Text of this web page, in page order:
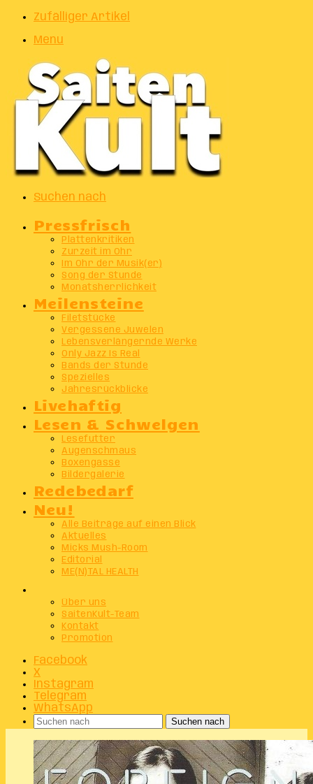
Zufälliger Artikel
Menu
Suchen nach
Pressfrisch
Plattenkritiken
Zurzeit im Ohr
Im Ohr der Musik(er)
Song der Stunde
Monatsherrlichkeit
Meilensteine
Filetstücke
Vergessene Juwelen
Lebensverlängernde Werke
Only Jazz Is Real
Bands der Stunde
Spezielles
Jahresrückblicke
Livehaftig
Lesen & Schwelgen
Lesefutter
Augenschmaus
Boxengasse
Bildergalerie
Redebedarf
Neu!
Alle Beiträge auf einen Blick
Aktuelles
Micks Mush-Room
Editorial
ME(N)TAL HEALTH
Über uns
SaitenKult-Team
Kontakt
Promotion
Facebook
X
Instagram
Telegram
WhatsApp
Suchen nach